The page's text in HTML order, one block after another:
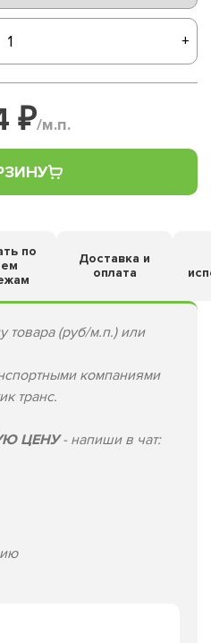
+
₽/м.п.
по
Доставка и
оплата
товара (руб/м.п.) или
компаниями
транс.
ЦЕНУ- напиши в чат: